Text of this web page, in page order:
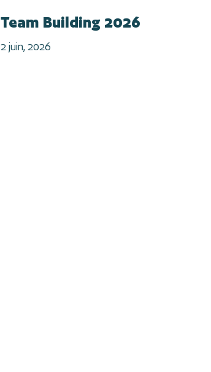
Team Building 2026
2 juin, 2026